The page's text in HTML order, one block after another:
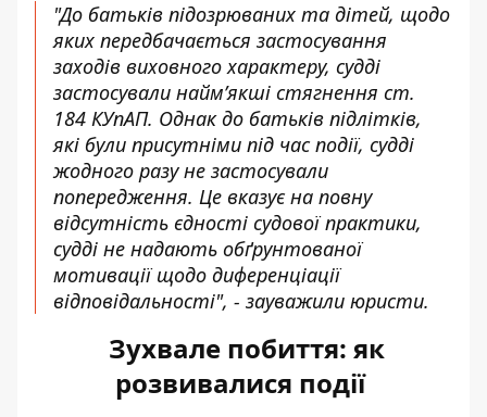
"До батьків підозрюваних та дітей, щодо
яких передбачається застосування
заходів виховного характеру, судді
застосували найм’якші стягнення ст.
184 КУпАП. Однак до батьків підлітків,
які були присутніми під час події, судді
жодного разу не застосували
попередження. Це вказує на повну
відсутність єдності судової практики,
судді не надають обґрунтованої
мотивації щодо диференціації
відповідальності", - зауважили юристи.
Зухвале побиття: як
розвивалися події